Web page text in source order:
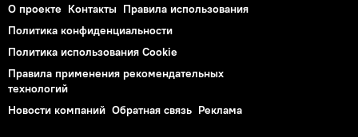
О проекте Контакты Правила использования
Политика конфиденциальности
Политика использования Cookie
Правила применения рекомендательных
технологий
Новости компаний Обратная связь Реклама